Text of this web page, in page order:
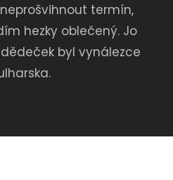
termín,
hezky oblečený. Jo
byl vynálezce